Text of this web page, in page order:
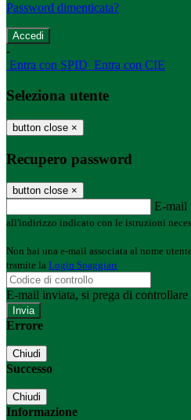
Password dimenticata?
-
Entra con SPID Entra con CIE
Seleziona utente
button close ×
Recupero password
button close ×
E-mail
all'indirizzo indicato con le istruzioni
Non hai una e-mail associata al nome
tramite la Login Spaggiari
E-mail inviata, si prega di controllare
Errore
Chiudi
Successo
Chiudi
Informazione